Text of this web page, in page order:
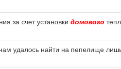
за счет установки домового
удалось найти на пепелище